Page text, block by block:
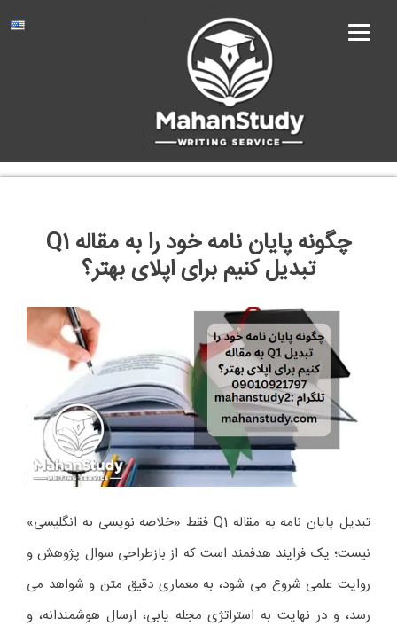
چگونه پایان نامه خود را به مقاله Q1
تبدیل کنیم برای اپلای بهتر؟
تبدیل پایان نامه به مقاله Q1 فقط «خلاصه نویسی به انگلیسی»
نیست؛ یک فرایند هدفمند است که از بازطراحی سوال پژوهش و
روایت علمی شروع می شود، به معماری دقیق متن و شواهد می
رسد، و در نهایت به استراتژی مجله یابی، ارسال هوشمندانه، و